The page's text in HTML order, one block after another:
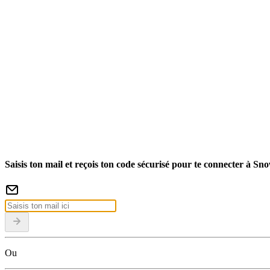
Saisis ton mail et reçois ton code sécurisé pour te connecter à
Ou